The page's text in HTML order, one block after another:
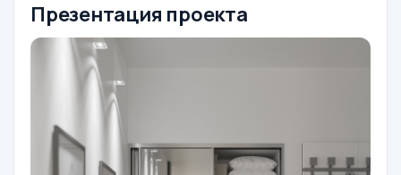
Презентация проекта